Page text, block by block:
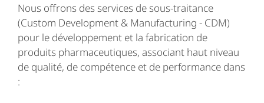
Nous offrons des services de sous-traitance
(Custom Development & Manufacturing - CDM)
pour le développement et la fabrication de
produits pharmaceutiques, associant haut niveau
de qualité, de compétence et de performance dans
: